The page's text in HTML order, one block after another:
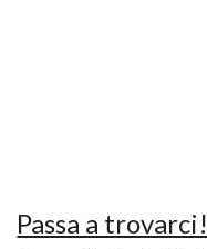
Passa a trovarci!